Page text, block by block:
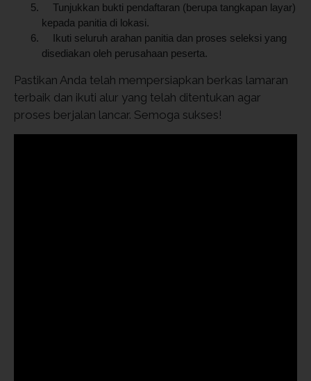
Tunjukkan bukti pendaftaran (berupa tangkapan layar)
kepada panitia di lokasi.
Ikuti seluruh arahan panitia dan proses seleksi yang
disediakan oleh perusahaan peserta.
Pastikan Anda telah mempersiapkan berkas lamaran
terbaik dan ikuti alur yang telah ditentukan agar
proses berjalan lancar. Semoga sukses!